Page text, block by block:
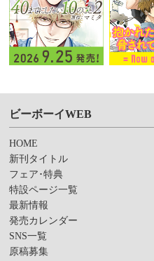
ビーボーイWEB
HOME
新刊タイトル
フェア･特典
特設ページ一覧
最新情報
発売カレンダー
SNS一覧
原稿募集